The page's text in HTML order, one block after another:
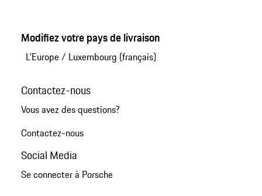
Modifiez votre pays de livraison
L'Europe/ Luxembourg (français)
Contactez-nous
Vous avez des questions?
Contactez-nous
Social Media
Se connecter à Porsche